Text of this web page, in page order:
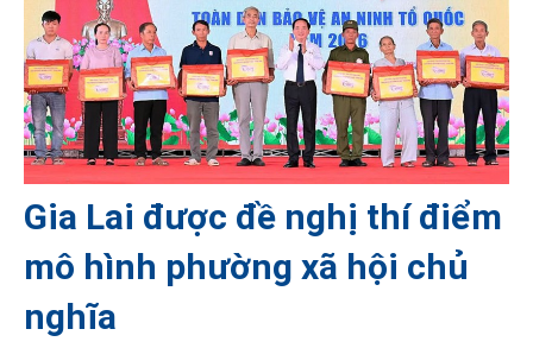
Gia Lai được đề nghị thí điểm
mô hình phường xã hội chủ
nghĩa